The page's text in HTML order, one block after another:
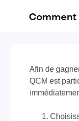
Comment
Afin de
QCM est